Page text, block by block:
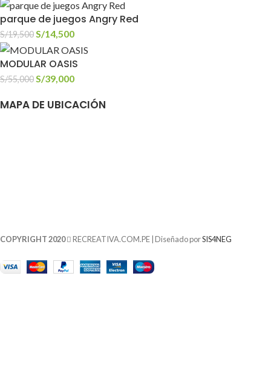
parque de juegos Angry Red
S/19,500 S/14,500
MODULAR OASIS
S/55,000S/39,000
MAPA DE UBICACIÓN
COPYRIGHT 2020 RECREATIVA.COM.PE | Diseñado porSIS4NEG